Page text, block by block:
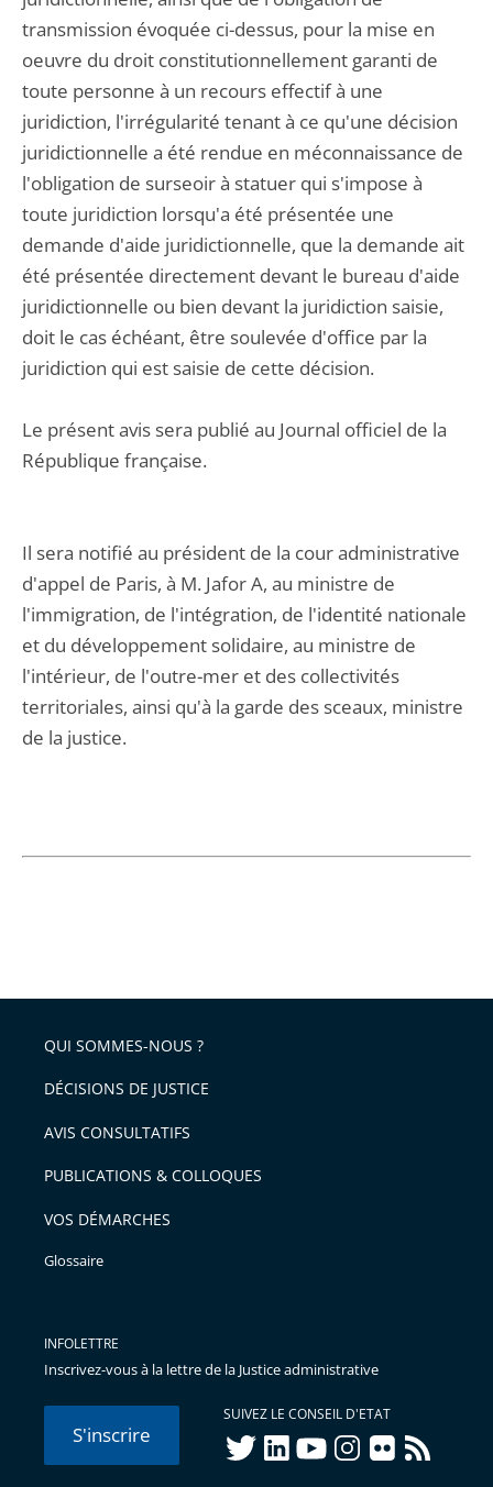
transmission évoquée ci-dessus, pour la mise en
oeuvre du droit constitutionnellement garanti de
toute personne à un recours effectif à une
juridiction, l'irrégularité tenant à ce qu'une décision
juridictionnelle a été rendue en méconnaissance de
l'obligation de surseoir à statuer qui s'impose à
toute juridiction lorsqu'a été présentée une
demande d'aide juridictionnelle, que la demande ait
été présentée directement devant le bureau d'aide
juridictionnelle ou bien devant la juridiction saisie,
doit le cas échéant, être soulevée d'office par la
juridiction qui est saisie de cette décision.
Le présent avis sera publié au Journal officiel de la
République française.
Il sera notifié au président de la cour administrative
d'appel de Paris, à M. Jafor A, au ministre de
l'immigration, de l'intégration, de l'identité nationale
et du développement solidaire, au ministre de
l'intérieur, de l'outre-mer et des collectivités
territoriales, ainsi qu'à la garde des sceaux, ministre
de la justice.
QUI SOMMES-NOUS ?
DÉCISIONS DE JUSTICE
AVIS CONSULTATIFS
PUBLICATIONS & COLLOQUES
VOS DÉMARCHES
Glossaire
INFOLETTRE
Inscrivez-vous à la lettre de la Justice administrative
S'inscrire
SUIVEZ LE CONSEIL D'ETAT
twitterlinkedInyoutubeinstagram
flickr rss